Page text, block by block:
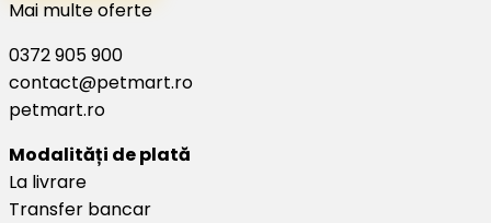
Mai multe oferte
0372 905 900
contact@petmart.ro
petmart.ro
Modalități de plată
La livrare
Transfer bancar